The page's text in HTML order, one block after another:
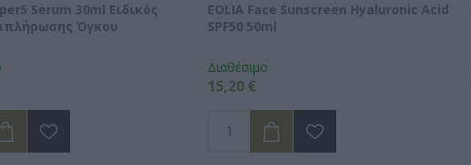
Serum 30ml Ειδικός
Όγκου
EOLIA Face Sunscreen Hyaluronic Acid
SPF50 50ml
Διαθέσιμο
15,20 €